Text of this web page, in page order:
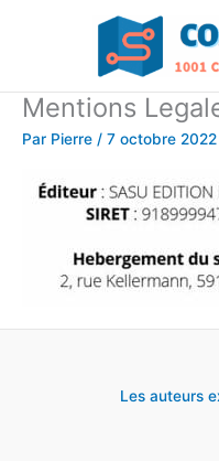
Mentions
Par Pierre / 7 octobre 2022
Les auteurs